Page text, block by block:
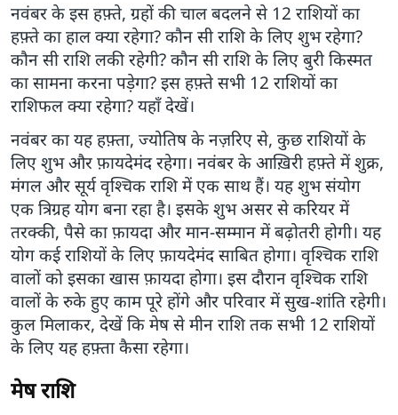
नवंबर के इस हफ़्ते, ग्रहों की चाल बदलने से 12 राशियों का
हफ़्ते का हाल क्या रहेगा? कौन सी राशि के लिए शुभ रहेगा?
कौन सी राशि लकी रहेगी? कौन सी राशि के लिए बुरी किस्मत
का सामना करना पड़ेगा? इस हफ़्ते सभी 12 राशियों का
राशिफल क्या रहेगा? यहाँ देखें।
नवंबर का यह हफ़्ता, ज्योतिष के नज़रिए से, कुछ राशियों के
लिए शुभ और फ़ायदेमंद रहेगा। नवंबर के आख़िरी हफ़्ते में शुक्र,
मंगल और सूर्य वृश्चिक राशि में एक साथ हैं। यह शुभ संयोग
एक त्रिग्रह योग बना रहा है। इसके शुभ असर से करियर में
तरक्की, पैसे का फ़ायदा और मान-सम्मान में बढ़ोतरी होगी। यह
योग कई राशियों के लिए फ़ायदेमंद साबित होगा। वृश्चिक राशि
वालों को इसका खास फ़ायदा होगा। इस दौरान वृश्चिक राशि
वालों के रुके हुए काम पूरे होंगे और परिवार में सुख-शांति रहेगी।
कुल मिलाकर, देखें कि मेष से मीन राशि तक सभी 12 राशियों
के लिए यह हफ़्ता कैसा रहेगा।
मेष राशि